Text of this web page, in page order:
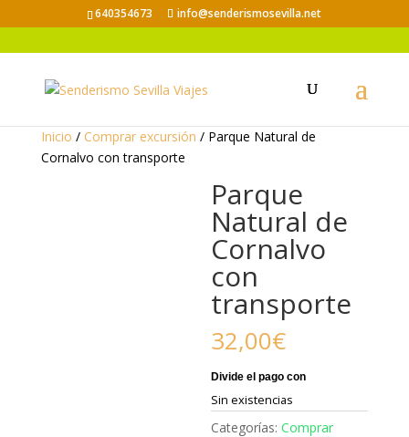
640354673 info@senderismosevilla.net
Inicio / Comprar excursión / Parque Natural de
Cornalvo con transporte
Parque
Natural de
Cornalvo
con
transporte
32,00€
Sin existencias
Categorías:Comprar